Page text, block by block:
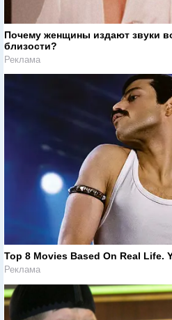
Почему женщины издают звуки
близости?
Реклама
Top 8 Movies Based On Real Life.
Реклама